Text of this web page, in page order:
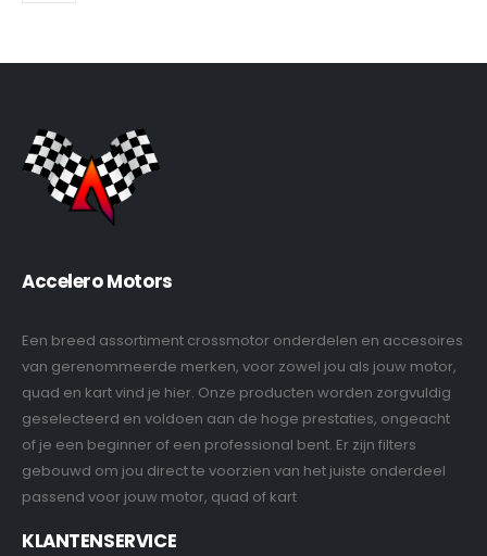
Accelero Motors
Een breed assortiment crossmotor onderdelen en accesoires
van gerenommeerde merken, voor zowel jou als jouw motor,
quad en kart vind je hier. Onze producten worden zorgvuldig
geselecteerd en voldoen aan de hoge prestaties, ongeacht
of je een beginner of een professional bent. Er zijn filters
gebouwd om jou direct te voorzien van het juiste onderdeel
passend voor jouw motor, quad of kart
KLANTENSERVICE